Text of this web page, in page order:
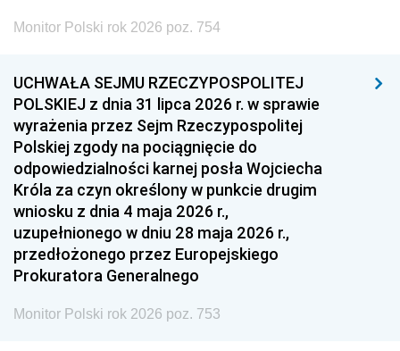
Monitor Polski rok 2026 poz. 754
UCHWAŁA SEJMU RZECZYPOSPOLITEJ
POLSKIEJ z dnia 31 lipca 2026 r. w sprawie
wyrażenia przez Sejm Rzeczypospolitej
Polskiej zgody na pociągnięcie do
odpowiedzialności karnej posła Wojciecha
Króla za czyn określony w punkcie drugim
wniosku z dnia 4 maja 2026 r.,
uzupełnionego w dniu 28 maja 2026 r.,
przedłożonego przez Europejskiego
Prokuratora Generalnego
Monitor Polski rok 2026 poz. 753